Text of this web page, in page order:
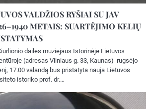
VALDŽIOS RYŠIAI SU JAV
METAIS: SUARTĖJIMO KELIŲ
dailės muziejaus Istorinėje Lietuvos
(adresas Vilniaus g. 33, Kaunas) rugsėjo
17.00 valandą bus pristatyta nauja Lietuvos
istoriko prof. dr.…